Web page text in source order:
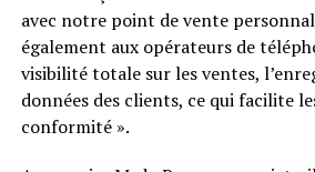
avec notre point de vente
également aux opérateurs de
visibilité totale sur les ventes,
données des clients, ce qui facilite
conformité ».